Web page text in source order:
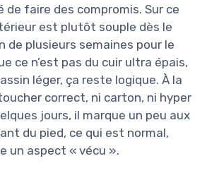
faire des compromis. Sur ce
est plutôt souple dès le
de plusieurs semaines pour le
ce n’est pas du cuir ultra épais,
léger, ça reste logique. À la
correct, ni carton, ni hyper
jours, il marque un peu aux
du pied, ce qui est normal,
un aspect « vécu ».